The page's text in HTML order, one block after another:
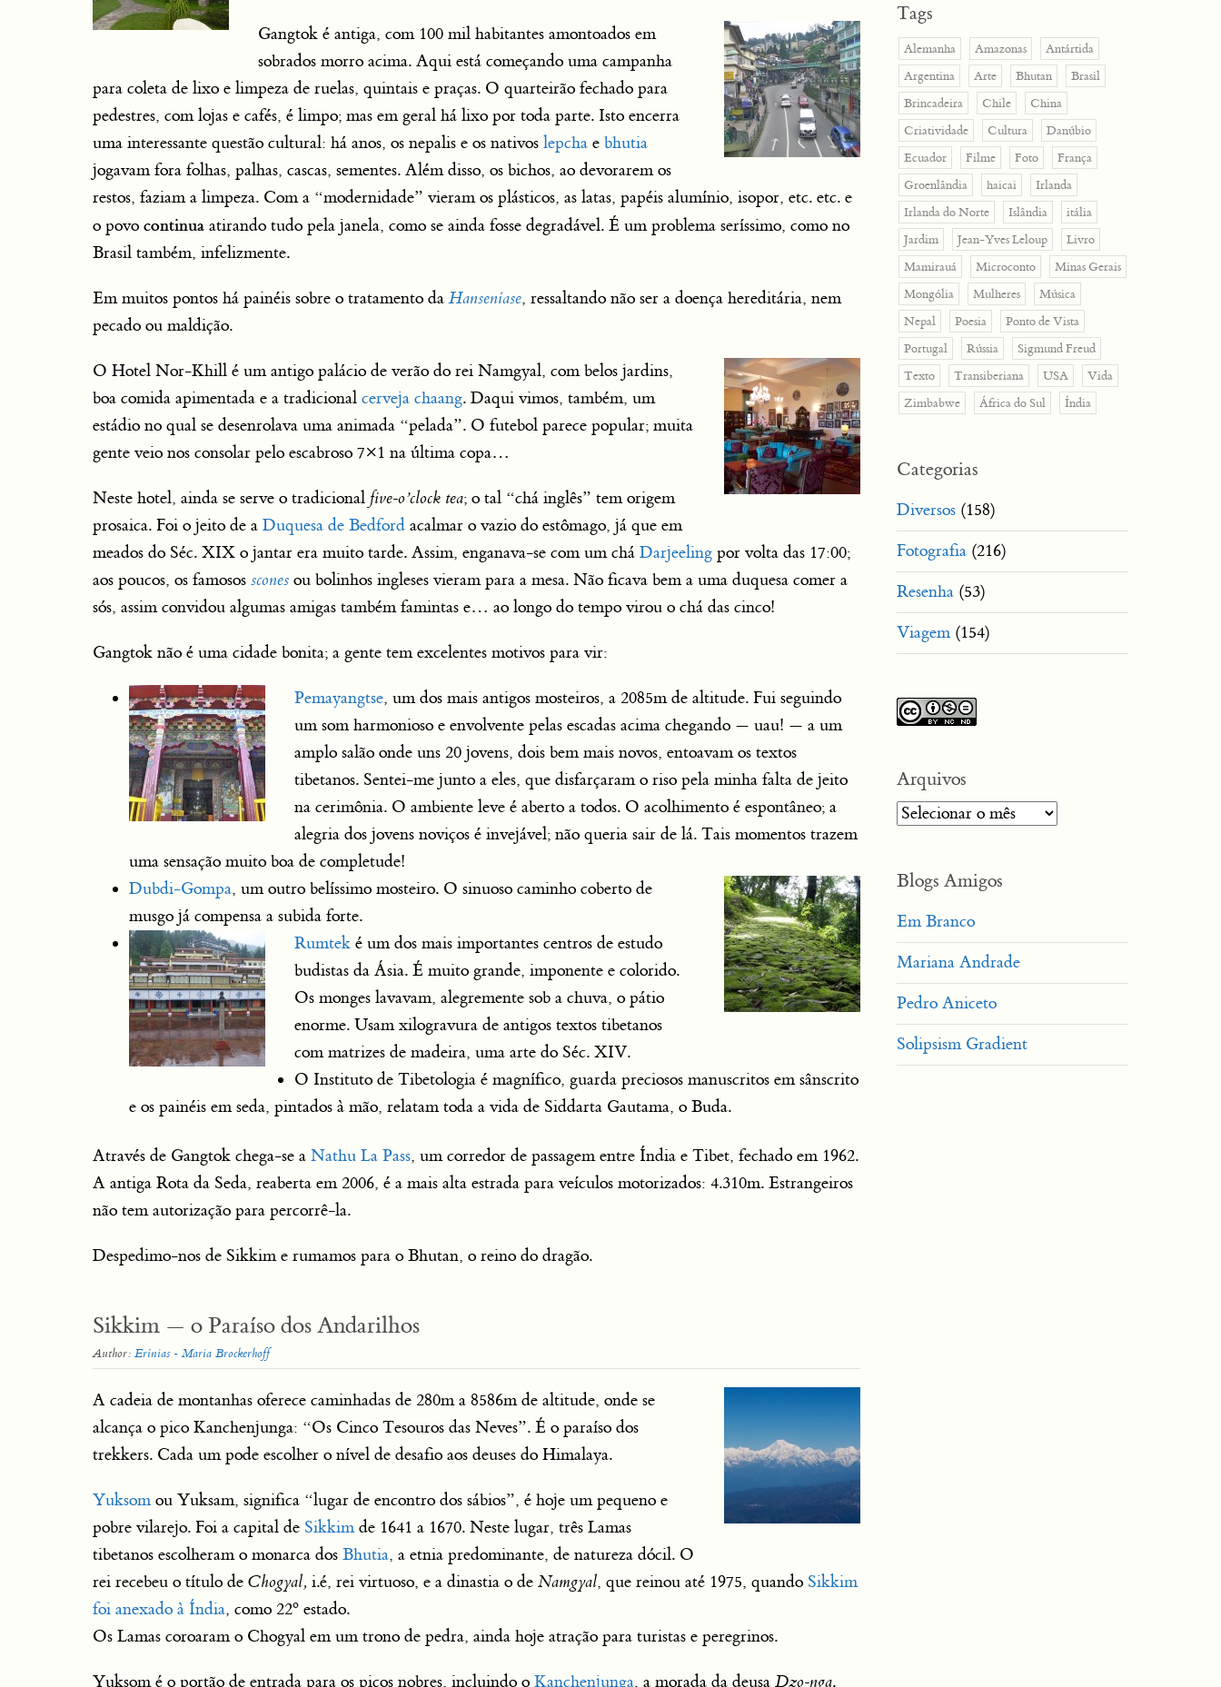
Gangtok é antiga, com 100 mil habitantes amontoados em
sobrados morro acima. Aqui está começando uma campanha
para coleta de lixo e limpeza de ruelas, quintais e praças. O quarteirão fechado para
pedestres, com lojas e cafés, é limpo; mas em geral há lixo por toda parte. Isto encerra
uma interessante questão cultural: há anos, os nepalis e os nativos lepcha e bhutia
jogavam fora folhas, palhas, cascas, sementes. Além disso, os bichos, ao devorarem os
restos, faziam a limpeza. Com a “modernidade” vieram os plásticos, as latas, papéis alumínio, isopor, etc. etc. e
o povo continua atirando tudo pela janela, como se ainda fosse degradável. É um problema seríssimo, como no
Brasil também, infelizmente.
Em muitos pontos há painéis sobre o tratamento daHanseníase, ressaltando não ser a doença hereditária, nem
pecado ou maldição.
O Hotel Nor-Khill é um antigo palácio de verão do rei Namgyal, com belos jardins,
boa comida apimentada e a tradicional cerveja chaang. Daqui vimos, também, um
estádio no qual se desenrolava uma animada “pelada”. O futebol parece popular; muita
gente veio nos consolar pelo escabroso 7×1 na última copa…
Neste hotel, ainda se serve o tradicional five-o’clock tea; o tal “chá inglês” tem origem
prosaica. Foi o jeito de a Duquesa de Bedford acalmar o vazio do estômago, já que em
meados do Séc. XIX o jantar era muito tarde. Assim, enganava-se com um chá Darjeeling por volta das 17:00;
aos poucos, os famosos scones ou bolinhos ingleses vieram para a mesa. Não ficava bem a uma duquesa comer a
sós, assim convidou algumas amigas também famintas e… ao longo do tempo virou o chá das cinco!
Gangtok não é uma cidade bonita; a gente tem excelentes motivos para vir:
Pemayangtse, um dos mais antigos mosteiros, a 2085m de altitude. Fui seguindo
um som harmonioso e envolvente pelas escadas acima chegando — uau! — a um
amplo salão onde uns 20 jovens, dois bem mais novos, entoavam os textos
tibetanos. Sentei-me junto a eles, que disfarçaram o riso pela minha falta de jeito
na cerimônia. O ambiente leve é aberto a todos. O acolhimento é espontâneo; a
alegria dos jovens noviços é invejável; não queria sair de lá. Tais momentos trazem
uma sensação muito boa de completude!
Dubdi-Gompa, um outro belíssimo mosteiro. O sinuoso caminho coberto de
musgo já compensa a subida forte.
Rumtek é um dos mais importantes centros de estudo
budistas da Ásia. É muito grande, imponente e colorido.
Os monges lavavam, alegremente sob a chuva, o pátio
enorme. Usam xilogravura de antigos textos tibetanos
com matrizes de madeira, uma arte do Séc. XIV.
O Instituto de Tibetologia é magnífico, guarda preciosos manuscritos em sânscrito
e os painéis em seda, pintados à mão, relatam toda a vida de Siddarta Gautama, o Buda.
Através de Gangtok chega-se a Nathu La Pass, um corredor de passagem entre Índia e Tibet, fechado em 1962.
A antiga Rota da Seda, reaberta em 2006, é a mais alta estrada para veículos motorizados: 4.310m. Estrangeiros
não tem autorização para percorrê-la.
Despedimo-nos de Sikkim e rumamos para o Bhutan, o reino do dragão.
Sikkim — o Paraíso dos Andarilhos
Author: Erínias - Maria Brockerhoff
A cadeia de montanhas oferece caminhadas de 280m a 8586m de altitude, onde se
alcança o pico Kanchenjunga: “Os Cinco Tesouros das Neves”. É o paraíso dos
trekkers. Cada um pode escolher o nível de desafio aos deuses do Himalaya.
Yuksomou Yuksam, significa “lugar de encontro dos sábios”, é hoje um pequeno e
pobre vilarejo. Foi a capital de Sikkimde 1641 a 1670. Neste lugar, três Lamas
tibetanos escolheram o monarca dos Bhutia, a etnia predominante, de natureza dócil. O
rei recebeu o título de Chogyal, i.é, rei virtuoso, e a dinastia o de Namgyal, que reinou até 1975, quando Sikkim
foi anexado à Índia, como 22º estado.
Os Lamas coroaram o Chogyal em um trono de pedra, ainda hoje atração para turistas e peregrinos.
Yuksom é o portão de entrada para os picos nobres, incluindo o Kanchenjunga, a morada da deusa Dzo-nga.
Tags
Alemanha Amazonas
Antártida
Argentina
Arte Bhutan
Brasil
Brincadeira
Chile
China
Criatividade
Cultura
Danúbio
Ecuador
Filme Foto
França
Groenlândia
haicai
Irlanda
Irlanda do Norte
Islândia
itália
Jardim
Jean-Yves Leloup
Livro
Mamirauá
Microconto
Minas Gerais
Mongólia
Mulheres
Música
Nepal
Poesia
Ponto de Vista
Portugal
Rússia
Sigmund Freud
Texto
Transiberiana USA
Vida
Zimbabwe
África do Sul Índia
Categorias
Diversos (158)
Fotografia (216)
Resenha (53)
Viagem(154)
Arquivos
Arquivos
Blogs Amigos
Em Branco
Mariana Andrade
Pedro Aniceto
Solipsism Gradient